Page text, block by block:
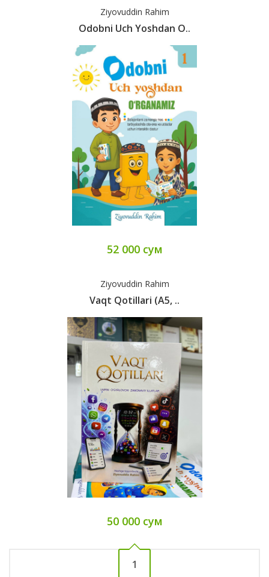
Ziyovuddin Rahim
Odobni Uch Yoshdan O..
52 000 сум
Ziyovuddin Rahim
Vaqt Qotillari (А5, ..
50 000 сум
1